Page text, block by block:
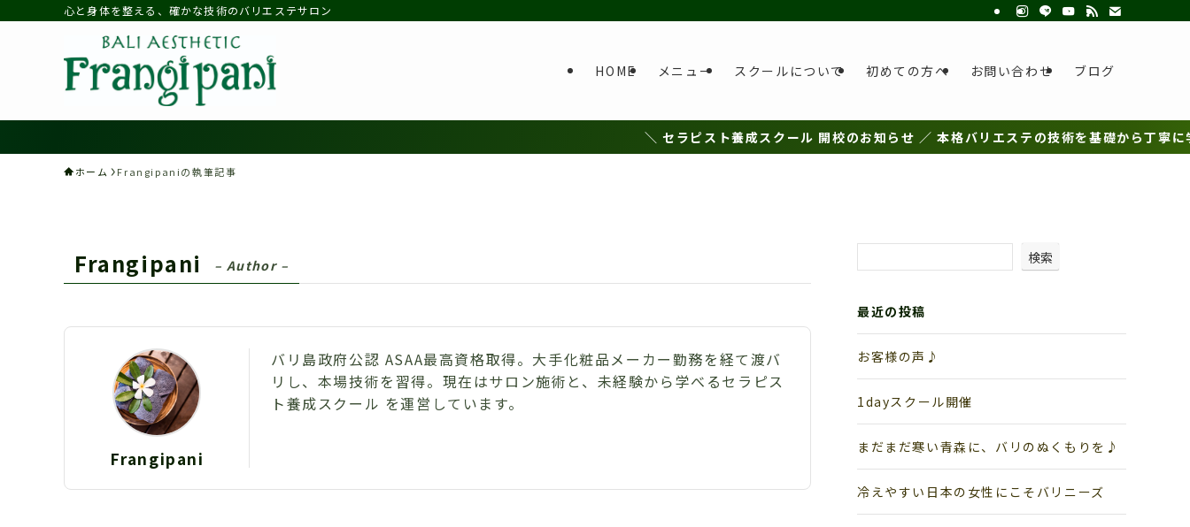
心と身体を整える、確かな技術のバリエステサロン
HOME メニュー スクールについて 初めての方へ お問い合わせ ブログ
＼ セラピスト養成スクール 開校のお知らせ ／ 本格バリエステの技術を基礎から丁寧に学べるスク
ホーム Frangipaniの執筆記事
Frangipani – Author –
Frangipani
バリ島政府公認 ASAA最高資格取得。大手化粧品メーカー勤務を経て渡バ
リし、本場技術を習得。現在はサロン施術と、未経験から学べるセラピス
ト養成スクール を運営しています。
検索
最近の投稿
お客様の声♪
1dayスクール開催
まだまだ寒い青森に、バリのぬくもりを♪
冷えやすい日本の女性にこそバリニーズ